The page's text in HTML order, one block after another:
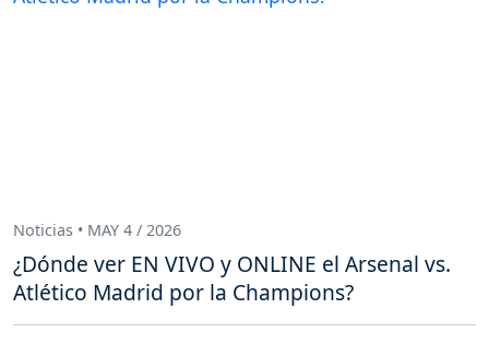
Noticias • MAY 4 / 2026
¿Dónde ver EN VIVO y ONLINE el Arsenal vs.
Atlético Madrid por la Champions?